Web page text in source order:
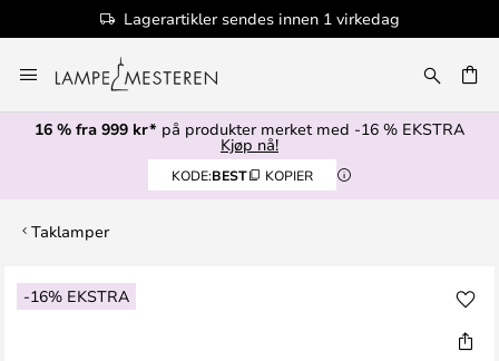
Lagerartikler sendes innen 1 virkedag
til
innhold
16 % fra 999 kr* på produkter merket med -16 % EKSTRA
Kjøp nå!
KODE:BEST KOPIER
Taklamper
-16% EKSTRA
Gå
til